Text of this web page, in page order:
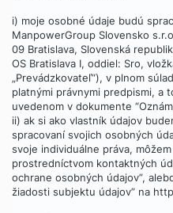
i) moje osobné údaje budú
ManpowerGroup Slovensko
09 Bratislava, Slovenská
OS Bratislava I, oddiel: Sro,
„Prevádzkovateľ“), v plnom
platnými právnymi predpismi, a
uvedenom v dokumente
ii) ak si ako vlastník údajov
spracovaní svojich osobných
svoje individuálne práva,
prostredníctvom kontaktných
ochrane osobných údajov”,
žiadosti subjektu údajov” na